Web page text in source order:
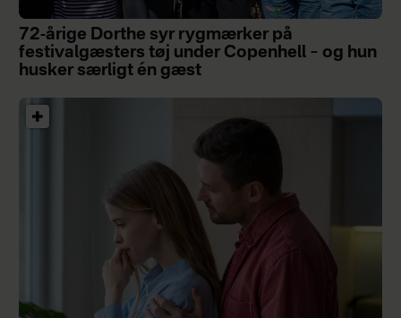
72-årige Dorthe syr rygmærker på
festivalgæsters tøj under Copenhell – og hun
husker særligt én gæst